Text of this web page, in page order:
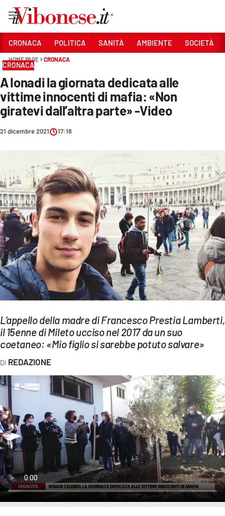
Sezioni
CRONACA
POLITICA
SOCIETÀ
CULTURA
ECONOMIA E LAVORO
EVENTI
SPORT
Streaming
LAC TV
LAC NETWORK
LAC ONAIR
LACPLAY.IT
LACTV.IT
LACONAIR.IT
LACITYMAG.IT
ILREGGINO.IT
CRONACA POLITICA SANITÀ AMBIENTE SOCIETÀ
HOME PAGE CRONACA
CRONACA
A Ionadi la giornata dedicata alle
vittime innocenti di mafia: «Non
giratevi dall’altra parte» -Video
21 dicembre 2021 17:18
L’appello della madre di Francesco Prestia Lamberti,
il 15enne di Mileto ucciso nel 2017 da un suo
coetaneo: «Mio figlio si sarebbe potuto salvare»
REDAZIONE